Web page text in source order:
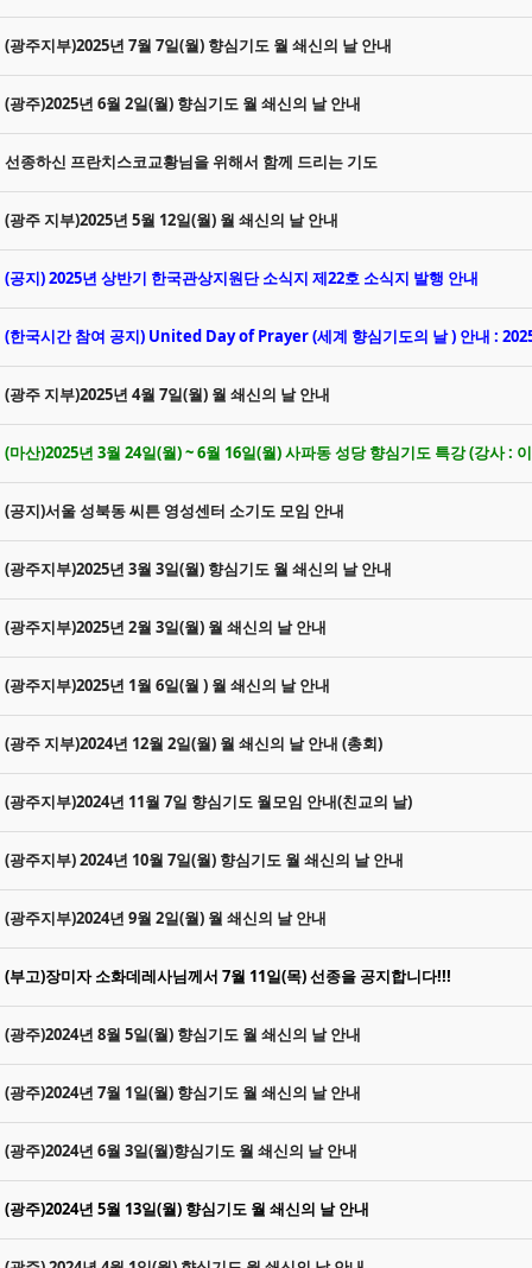
(광주지부)2025년 7월 7일(월) 향심기도 월 쇄신의 날 안내
(광주)2025년 6월 2일(월) 향심기도 월 쇄신의 날 안내
선종하신 프란치스코교황님을 위해서 함께 드리는 기도
(광주 지부)2025년 5월 12일(월) 월 쇄신의 날 안내
(공지) 2025년 상반기 한국관상지원단 소식지 제22호 소식지 발행 안내
(한국시간 참여 공지) United Day of Prayer (세계 향심기도의 날 ) 안내 :
(광주 지부)2025년 4월 7일(월) 월 쇄신의 날 안내
(마산)2025년 3월 24일(월) ~ 6월 16일(월) 사파동 성당 향심기도 특강 (강사 :
(공지)서울 성북동 씨튼 영성센터 소기도 모임 안내
(광주지부)2025년 3월 3일(월) 향심기도 월 쇄신의 날 안내
(광주지부)2025년 2월 3일(월) 월 쇄신의 날 안내
(광주지부)2025년 1월 6일(월 ) 월 쇄신의 날 안내
(광주 지부)2024년 12월 2일(월) 월 쇄신의 날 안내 (총회)
(광주지부)2024년 11월 7일 향심기도 월모임 안내(친교의 날)
(광주지부) 2024년 10월 7일(월) 향심기도 월 쇄신의 날 안내
(광주지부)2024년 9월 2일(월) 월 쇄신의 날 안내
(부고)장미자 소화데레사님께서 7월 11일(목) 선종을 공지합니다!!!
(광주)2024년 8월 5일(월) 향심기도 월 쇄신의 날 안내
(광주)2024년 7월 1일(월) 향심기도 월 쇄신의 날 안내
(광주)2024년 6월 3일(월)향심기도 월 쇄신의 날 안내
(광주)2024년 5월 13일(월) 향심기도 월 쇄신의 날 안내